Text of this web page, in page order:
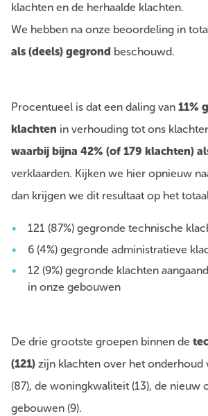
klachten en de herhaalde klachten.
We hebben na onze beoordeling in
als (deels) gegrond beschouwd.
Procentueel is dat een daling van 11%
klachten in verhouding tot ons
waarbij bijna 42% (of 179 klachten)
verklaarden. Kijken we hier opnieuw
dan krijgen we dit resultaat op het
121 (87%) gegronde technische
6 (4%) gegronde administratieve
12 (9%) gegronde klachten
in onze gebouwen
De drie grootste groepen binnen de
(121) zijn klachten over het onderhoud
(87), de woningkwaliteit (13), de nieuw
gebouwen (9).